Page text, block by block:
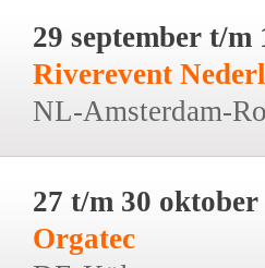
29 september t/m
Riverevent
NL-Amsterdam-
27 t/m 30 oktober
Orgatec